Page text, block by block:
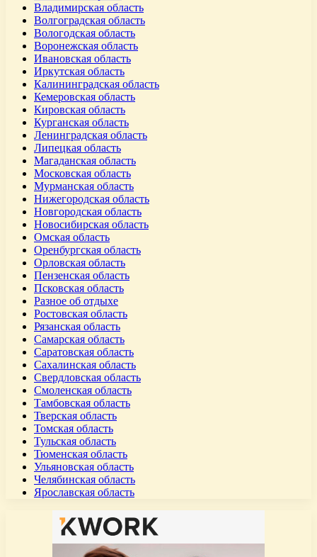
Владимирская область
Волгоградская область
Вологодская область
Воронежская область
Ивановская область
Иркутская область
Калининградская область
Кемеровская область
Кировская область
Курганская область
Ленинградская область
Липецкая область
Магаданская область
Московская область
Мурманская область
Нижегородская область
Новгородская область
Новосибирская область
Омская область
Оренбургская область
Орловская область
Пензенская область
Псковская область
Разное об отдыхе
Ростовская область
Рязанская область
Самарская область
Саратовская область
Сахалинская область
Свердловская область
Смоленская область
Тамбовская область
Тверская область
Томская область
Тульская область
Тюменская область
Ульяновская область
Челябинская область
Ярославская область